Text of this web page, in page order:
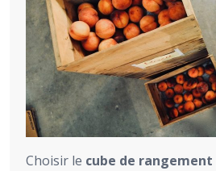
Choisir le cube de rangement